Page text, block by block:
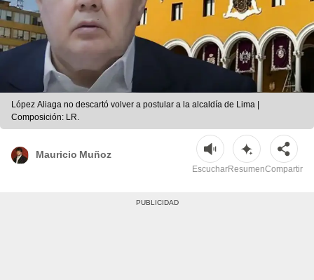
López Aliaga no descartó volver a postular a la alcaldía de Lima |
Composición: LR.
Mauricio Muñoz
EscucharResumenCompartir